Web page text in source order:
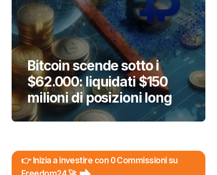
Bitcoin scende sotto i
$62.000: liquidati $150
milioni di posizioni long
👉 Inizia a investire con 0 Commissioni su